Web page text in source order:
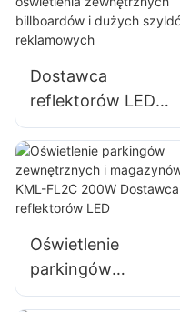
Dostawca
reflektorów LED
KML-FL2C 100W
do oświetlenia
zewnętrznych
billboardów i
reklamowych
Oświetlenie
parkingów
zewnętrznych i